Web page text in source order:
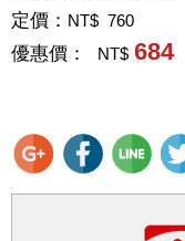
定價： NT$ 760
優惠價： NT$ 684